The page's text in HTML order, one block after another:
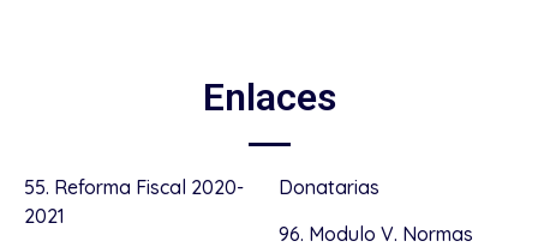
Enlaces
55. Reforma Fiscal 2020-
2021
Donatarias
96. Modulo V. Normas